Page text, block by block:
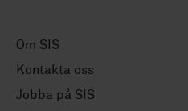
Om SIS
Kontakta oss
Jobba på SIS